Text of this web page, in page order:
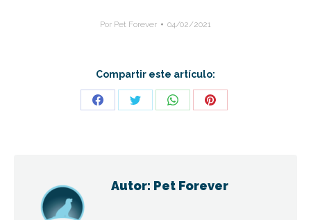
Por Pet Forever 04/02/2021
Compartir este artículo:
Share
Share
Share
Share
Autor: Pet Forever